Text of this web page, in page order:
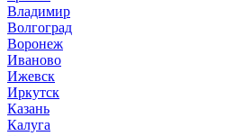
Владимир
Волгоград
Воронеж
Иваново
Ижевск
Иркутск
Казань
Калуга